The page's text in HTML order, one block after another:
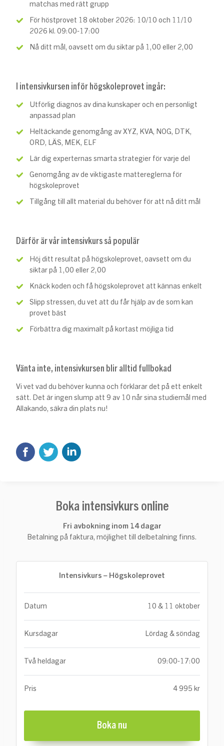
matchas med rätt grupp
För höstprovet 18 oktober 2026: 10/10 och 11/10
2026 kl. 09:00-17:00
Nå ditt mål, oavsett om du siktar på 1,00 eller 2,00
I intensivkursen inför högskoleprovet ingår:
Utförlig diagnos av dina kunskaper och en personligt
anpassad plan
Heltäckande genomgång av XYZ, KVA, NOG, DTK,
ORD, LÄS, MEK, ELF
Lär dig experternas smarta strategier för varje del
Genomgång av de viktigaste mattereglerna för
högskoleprovet
Tillgång till allt material du behöver för att nå ditt mål
Därför är vår intensivkurs så populär
Höj ditt resultat på högskoleprovet, oavsett om du
siktar på 1,00 eller 2,00
Knäck koden och få högskoleprovet att kännas enkelt
Slipp stressen, du vet att du får hjälp av de som kan
provet bäst
Förbättra dig maximalt på kortast möjliga tid
Vänta inte, intensivkursen blir alltid fullbokad
Vi vet vad du behöver kunna och förklarar det på ett enkelt
sätt. Det är ingen slump att 9 av 10 når sina studiemål med
Allakando, säkra din plats nu!
Boka intensivkurs online
Fri avbokning inom 14 dagar
Betalning på faktura, möjlighet till delbetalning finns.
Intensivkurs – Högskoleprovet
Datum 10 & 11 oktober
Kursdagar Lördag & söndag
Två heldagar 09:00-17:00
Pris 4 995 kr
Boka nu